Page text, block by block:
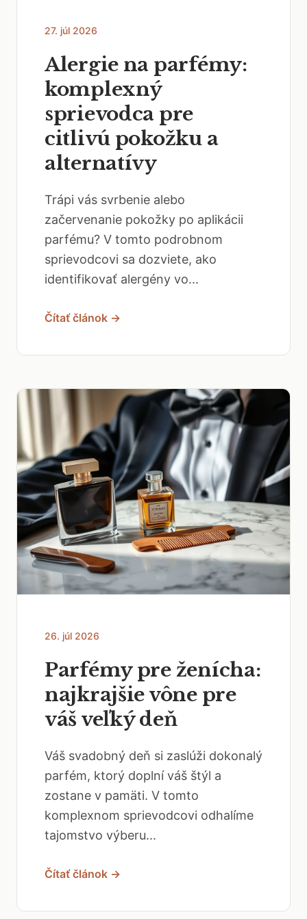
27. júl 2026
Alergie na parfémy:
komplexný
sprievodca pre
citlivú pokožku a
alternatívy
Trápi vás svrbenie alebo
začervenanie pokožky po aplikácii
parfému? V tomto podrobnom
sprievodcovi sa dozviete, ako
identifikovať alergény vo...
Čítať článok →
26. júl 2026
Parfémy pre ženícha:
najkrajšie vône pre
váš veľký deň
Váš svadobný deň si zaslúži dokonalý
parfém, ktorý doplní váš štýl a
zostane v pamäti. V tomto
komplexnom sprievodcovi odhalíme
tajomstvo výberu...
Čítať článok →